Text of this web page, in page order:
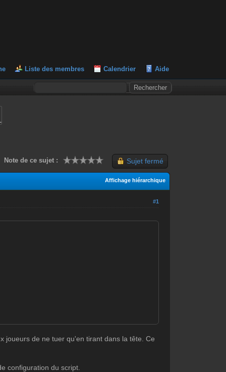
Liste des membres Calendrier Aide
Sujet fermé
Note de ce sujet :
Affichage hiérarchique
#1
joueurs de ne tuer qu'en tirant dans la tête. Ce
configuration du script.